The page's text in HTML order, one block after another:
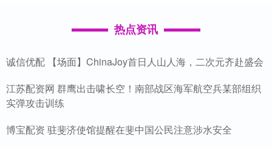
热点资讯
诚信优配 【场面】ChinaJoy首日人山人海，二次元齐赴盛会
江苏配资网 群鹰出击啸长空！南部战区海军航空兵某部组织
实弹攻击训练
博宝配资 驻斐济使馆提醒在斐中国公民注意涉水安全